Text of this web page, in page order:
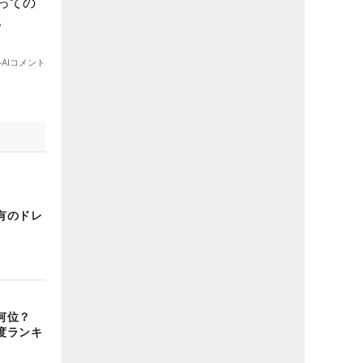
のドレ
位？
ランキ